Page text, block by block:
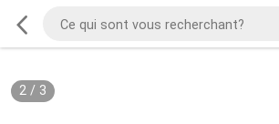
2/ 3